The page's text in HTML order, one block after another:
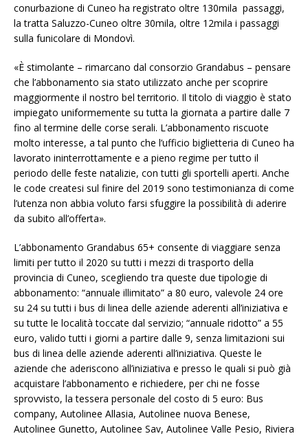
conurbazione di Cuneo ha registrato oltre 130mila passaggi,
la tratta Saluzzo-Cuneo oltre 30mila, oltre 12mila i passaggi
sulla funicolare di Mondovì.
«È stimolante – rimarcano dal consorzio Grandabus – pensare
che l’abbonamento sia stato utilizzato anche per scoprire
maggiormente il nostro bel territorio. Il titolo di viaggio è stato
impiegato uniformemente su tutta la giornata a partire dalle 7
fino al termine delle corse serali. L’abbonamento riscuote
molto interesse, a tal punto che l’ufficio biglietteria di Cuneo ha
lavorato ininterrottamente e a pieno regime per tutto il
periodo delle feste natalizie, con tutti gli sportelli aperti. Anche
le code createsi sul finire del 2019 sono testimonianza di come
l’utenza non abbia voluto farsi sfuggire la possibilità di aderire
da subito all’offerta».
L’abbonamento Grandabus 65+ consente di viaggiare senza
limiti per tutto il 2020 su tutti i mezzi di trasporto della
provincia di Cuneo, scegliendo tra queste due tipologie di
abbonamento: “annuale illimitato” a 80 euro, valevole 24 ore
su 24 su tutti i bus di linea delle aziende aderenti all’iniziativa e
su tutte le località toccate dal servizio; “annuale ridotto” a 55
euro, valido tutti i giorni a partire dalle 9, senza limitazioni sui
bus di linea delle aziende aderenti all’iniziativa. Queste le
aziende che aderiscono all’iniziativa e presso le quali si può già
acquistare l’abbonamento e richiedere, per chi ne fosse
sprovvisto, la tessera personale del costo di 5 euro: Bus
company, Autolinee Allasia, Autolinee nuova Benese,
Autolinee Gunetto, Autolinee Sav, Autolinee Valle Pesio, Riviera